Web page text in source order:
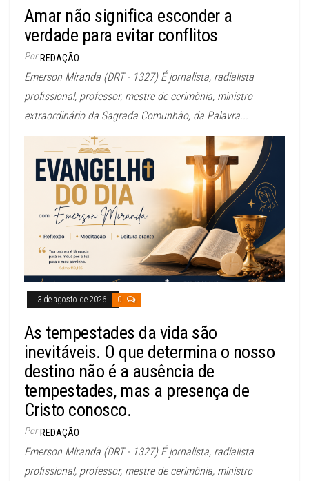
Amar não significa esconder a
verdade para evitar conflitos
Por REDAÇÃO
Emerson Miranda (DRT - 1327) É jornalista, radialista
profissional, professor, mestre de cerimônia, ministro
extraordinário da Sagrada Comunhão, da Palavra...
3 de agosto de 2026 0
As tempestades da vida são
inevitáveis. O que determina o nosso
destino não é a ausência de
tempestades, mas a presença de
Cristo conosco.
Por REDAÇÃO
Emerson Miranda (DRT - 1327) É jornalista, radialista
profissional, professor, mestre de cerimônia, ministro